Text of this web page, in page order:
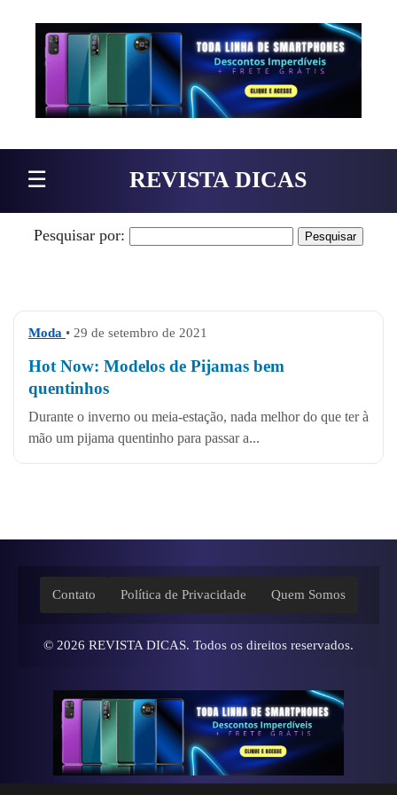
Pular para o conteúdo
☰ REVISTA DICAS
Pesquisar por:
Moda • 29 de setembro de 2021
Hot Now: Modelos de Pijamas bem
quentinhos
Durante o inverno ou meia-estação, nada melhor do que ter à
mão um pijama quentinho para passar a...
Contato Política de Privacidade Quem Somos
© 2026 REVISTA DICAS. Todos os direitos reservados.